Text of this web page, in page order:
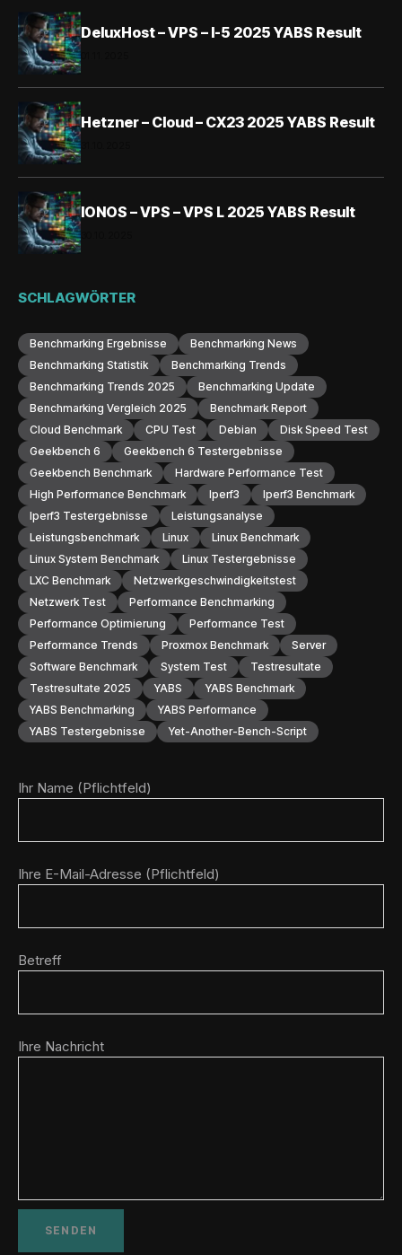
DeluxHost – VPS – I-5 2025 YABS Result
Hetzner – Cloud – CX23 2025 YABS Result
IONOS – VPS – VPS L 2025 YABS Result
SCHLAGWÖRTER
Benchmarking Ergebnisse
Benchmarking News
Benchmarking Statistik
Benchmarking Trends
Benchmarking Trends 2025
Benchmarking Update
Benchmarking Vergleich 2025
Benchmark Report
Cloud Benchmark
CPU Test Debian
Disk Speed Test
Geekbench 6
Geekbench 6 Testergebnisse
Geekbench Benchmark
Hardware Performance Test
High Performance Benchmark
Iperf3
Iperf3 Benchmark
Iperf3 Testergebnisse
Leistungsanalyse
Leistungsbenchmark
Linux
Linux Benchmark
Linux System Benchmark
Linux Testergebnisse
LXC Benchmark
Netzwerkgeschwindigkeitstest
Netzwerk Test
Performance Benchmarking
Performance Optimierung
Performance Test
Performance Trends
Proxmox Benchmark
Server
Software Benchmark
System Test
Testresultate
Testresultate 2025
YABS
YABS Benchmark
YABS Benchmarking
YABS Performance
YABS Testergebnisse
Yet-Another-Bench-Script
Ihr Name (Pflichtfeld)
Ihre E-Mail-Adresse (Pflichtfeld)
Betreff
Ihre Nachricht